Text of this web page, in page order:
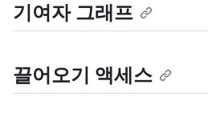
기여자 그래프
끌어오기 액세스